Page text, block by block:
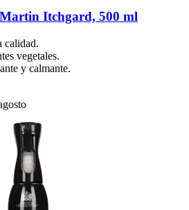
Itchgard, 500 ml
calidad.
vegetales.
y calmante.